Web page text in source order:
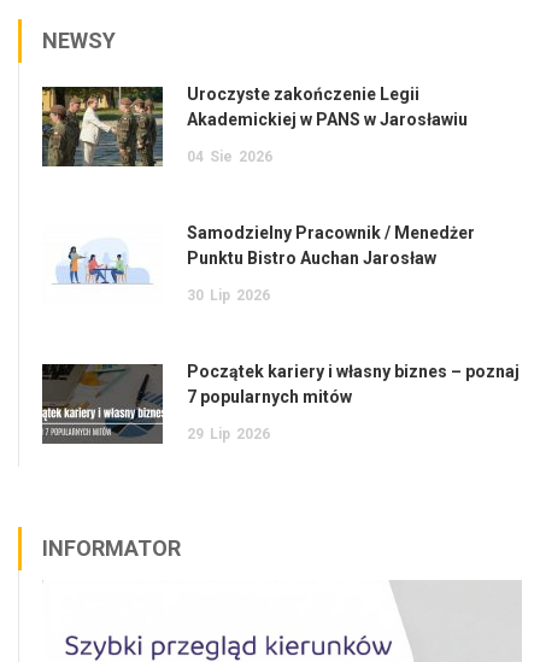
NEWSY
Uroczyste zakończenie Legii
Akademickiej w PANS w Jarosławiu
04 Sie 2026
Samodzielny Pracownik / Menedżer
Punktu Bistro Auchan Jarosław
30 Lip 2026
Początek kariery i własny biznes – poznaj
7 popularnych mitów
29 Lip 2026
INFORMATOR